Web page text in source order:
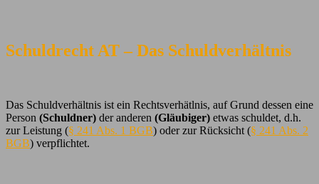
Schuldrecht AT – Das Schuldverhältnis
Das Schuldverhältnis ist ein Rechtsverhätlnis, auf Grund dessen eine
Person (Schuldner) der anderen (Gläubiger) etwas schuldet, d.h.
zur Leistung (§ 241 Abs. 1 BGB) oder zur Rücksicht (§ 241 Abs. 2
BGB) verpflichtet.